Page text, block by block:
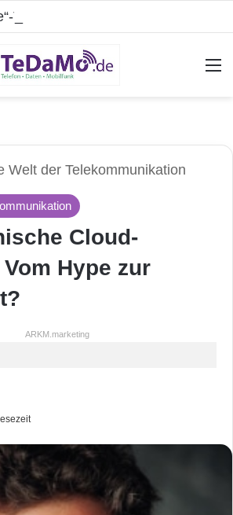
Welt der Telekommunikation
Cloud-
Hype zur
ARKM.marketing